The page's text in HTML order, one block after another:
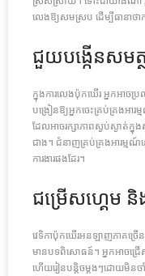
លេងឱ្យសមស្រប ដើម្បីធានាថា
ជួយបង្កើនសមត្
ក្នុងការលេងប៉ុកឃើរ អ្នកអា
បង្រៀនឱ្យអ្នកចេះគ្រប់គ្រងអ
ដែលអាចរក្សាភាពស្ងប់ស្ងាត់ក្នុ
ជាង។ ជំនាញគ្រប់គ្រងអារម្មណ៍
ការងារផងដែរ។
ជម្រើសហ្គេម
វេទិកាប៉ុកឃើរអនឡាញភាគច្រើ
មានបទពិសោធន៍។ អ្នកអាចជ្
ហើយរៀនបន្តិចម្តងៗដោយមិនច